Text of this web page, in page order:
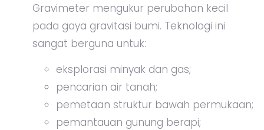
Gravimeter mengukur perubahan kecil
pada gaya gravitasi bumi. Teknologi ini
sangat berguna untuk:
eksplorasi minyak dan gas;
pencarian air tanah;
pemetaan struktur bawah permukaan;
pemantauan gunung berapi;